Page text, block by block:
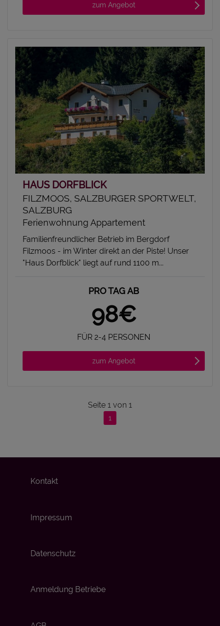
zum Angebot
HAUS DORFBLICK
FILZMOOS, SALZBURGER SPORTWELT,
SALZBURG
Ferienwohnung Appartement
Familienfreundlicher Betrieb im Bergdorf
Filzmoos - im Winter direkt an der Piste! Unser
"Haus Dorfblick" liegt auf rund 1100 m...
PRO TAG AB
98€
FÜR 2-4 PERSONEN
zum Angebot
Seite 1 von 1
1
Kontakt
Impressum
Datenschutz
Anmeldung Betriebe